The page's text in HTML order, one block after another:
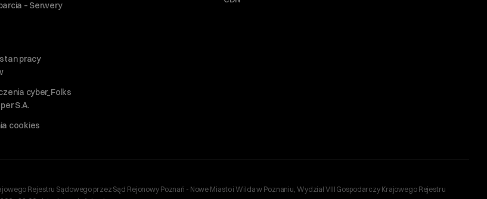
– Serwery
pracy
cyber_Folks
S.A.
cookies
Rejestru Sądowego przez Sąd Rejonowy Poznań - Nowe Miasto i Wilda w Poznaniu, Wydział VIII Gospodarczy Krajowego Rejestru